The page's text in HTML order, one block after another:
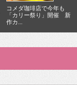
コメダ珈琲店で今年も
「カリー祭り」開催 新
作カ...